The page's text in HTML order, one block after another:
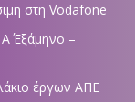
στη Vodafone
Εξάμηνο –
έργων ΑΠΕ